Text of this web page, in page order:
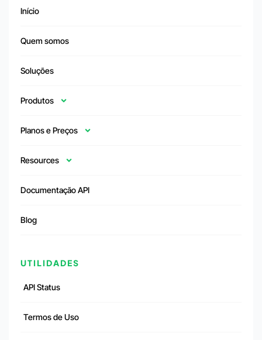
Início
Quem somos
Soluções
Produtos
Planos e Preços
Resources
Documentação API
Blog
UTILIDADES
API Status
Termos de Uso